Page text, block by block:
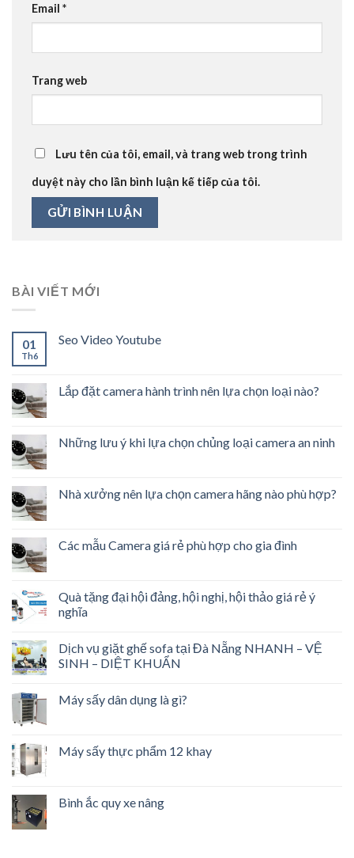
Email *
Trang web
Lưu tên của tôi, email, và trang web trong trình
duyệt này cho lần bình luận kế tiếp của tôi.
BÀI VIẾT MỚI
01
Th6
Seo Video Youtube
Lắp đặt camera hành trình nên lựa chọn loại nào?
Những lưu ý khi lựa chọn chủng loại camera an ninh
Nhà xưởng nên lựa chọn camera hãng nào phù hợp?
Các mẫu Camera giá rẻ phù hợp cho gia đình
Quà tặng đại hội đảng, hội nghị, hội thảo giá rẻ ý
nghĩa
Dịch vụ giặt ghế sofa tại Đà Nẵng NHANH – VỆ
SINH – DIỆT KHUẨN
Máy sấy dân dụng là gì?
Máy sấy thực phẩm 12 khay
Bình ắc quy xe nâng